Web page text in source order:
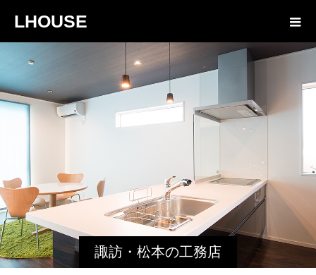
LHOUSE
諏訪・松本の工務店